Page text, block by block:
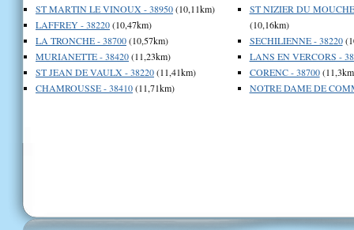
ST MARTIN LE VINOUX - 38950(10,11km)
LAFFREY - 38220(10,47km)
LA TRONCHE - 38700(10,57km)
MURIANETTE - 38420(11,23km)
ST JEAN DE VAULX - 38220(11,41km)
CHAMROUSSE - 38410(11,71km)
ST NIZIER DU
(10,16km)
SECHILIENNE - 38220
LANS EN VERCORS -
CORENC - 38700
NOTRE DAME DE